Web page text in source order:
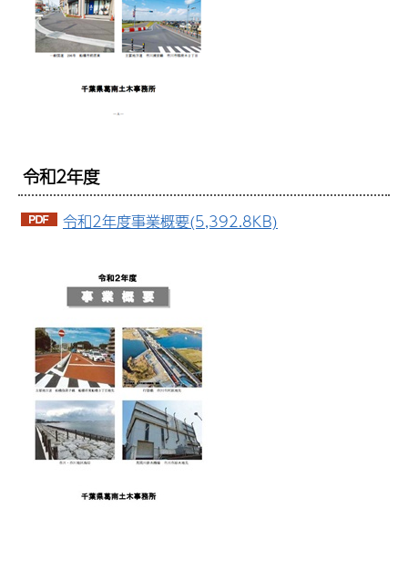
令和2年度
令和2年度事業概要(5,392.8KB)